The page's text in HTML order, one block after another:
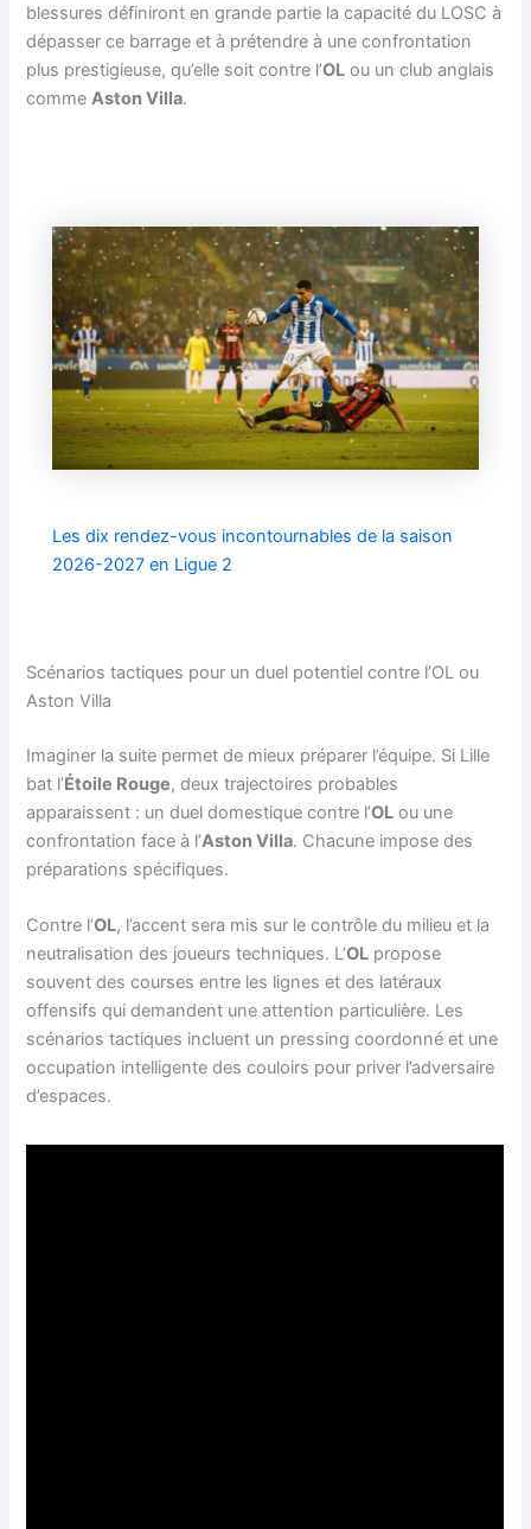
blessures définiront en grande partie la capacité du LOSC à
dépasser ce barrage et à prétendre à une confrontation
plus prestigieuse, qu’elle soit contre l’OL ou un club anglais
comme Aston Villa.
Les dix rendez-vous incontournables de la saison
2026-2027 en Ligue 2
Scénarios tactiques pour un duel potentiel contre l’OL ou
Aston Villa
Imaginer la suite permet de mieux préparer l’équipe. Si Lille
bat l’Étoile Rouge, deux trajectoires probables
apparaissent : un duel domestique contre l’OL ou une
confrontation face à l’Aston Villa. Chacune impose des
préparations spécifiques.
Contre l’OL, l’accent sera mis sur le contrôle du milieu et la
neutralisation des joueurs techniques. L’OL propose
souvent des courses entre les lignes et des latéraux
offensifs qui demandent une attention particulière. Les
scénarios tactiques incluent un pressing coordonné et une
occupation intelligente des couloirs pour priver l’adversaire
d’espaces.